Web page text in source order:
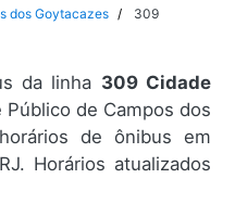
dos Goytacazes
309
da linha 309 Cidade
de Campos dos
de ônibus em
Horários atualizados